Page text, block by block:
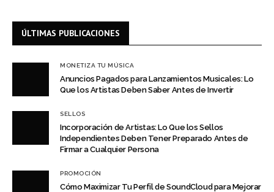
ÚLTIMAS PUBLICACIONES
MONETIZA TU MÚSICA
Anuncios Pagados para Lanzamientos Musicales: Lo
Que los Artistas Deben Saber Antes de Invertir
SELLOS
Incorporación de Artistas: Lo Que los Sellos
Independientes Deben Tener Preparado Antes de
Firmar a Cualquier Persona
PROMOCIÓN
Cómo Maximizar Tu Perfil de SoundCloud para Mejorar